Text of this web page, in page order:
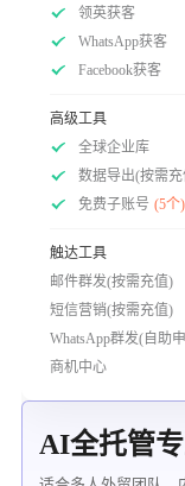
领英获客
WhatsApp获客
Facebook获客
高级工具
全球企业库
数据导出(按需
免费子账号 (5个)
触达工具
邮件群发(按需充值)
短信营销(按需充值)
WhatsApp群发(自助
商机中心
AI全托管